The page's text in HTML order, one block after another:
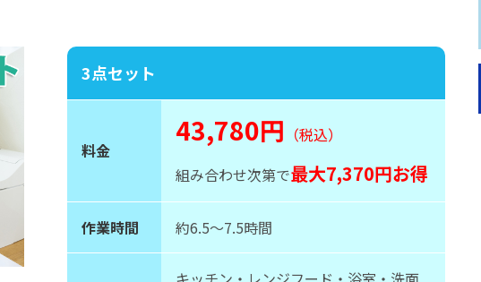
3点セット
料金
43,780円 （税込）
組み合わせ次第で最大7,370円お得
作業時間 約6.5〜7.5時間